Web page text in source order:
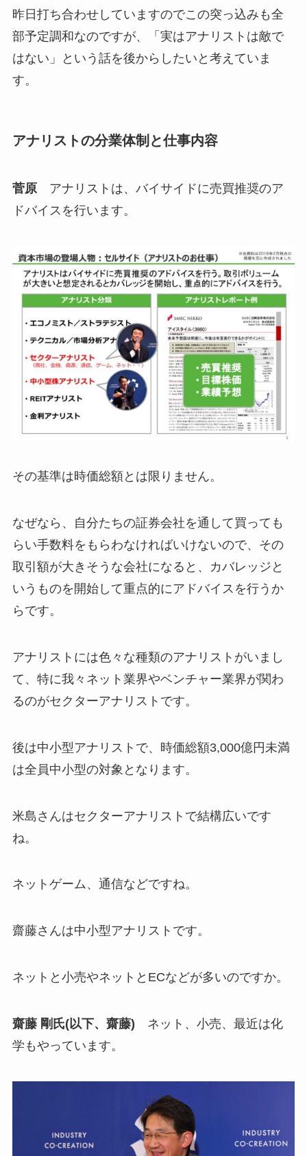
昨日打ち合わせしていますのでこの突っ込みも全
部予定調和なのですが、「実はアナリストは敵で
はない」という話を後からしたいと考えていま
す。
アナリストの分業体制と仕事内容
菅原アナリストは、バイサイドに売買推奨のア
ドバイスを行います。
その基準は時価総額とは限りません。
なぜなら、自分たちの証券会社を通して買っても
らい手数料をもらわなければいけないので、その
取引額が大きそうな会社になると、カバレッジと
いうものを開始して重点的にアドバイスを行うか
らです。
アナリストには色々な種類のアナリストがいまし
て、特に我々ネット業界やベンチャー業界が関わ
るのがセクターアナリストです。
後は中小型アナリストで、時価総額3,000億円未満
は全員中小型の対象となります。
米島さんはセクターアナリストで結構広いです
ね。
ネットゲーム、通信などですね。
齋藤さんは中小型アナリストです。
ネットと小売やネットとECなどが多いのですか。
齋藤 剛氏(以下、齋藤) ネット、小売、最近は化
学もやっています。